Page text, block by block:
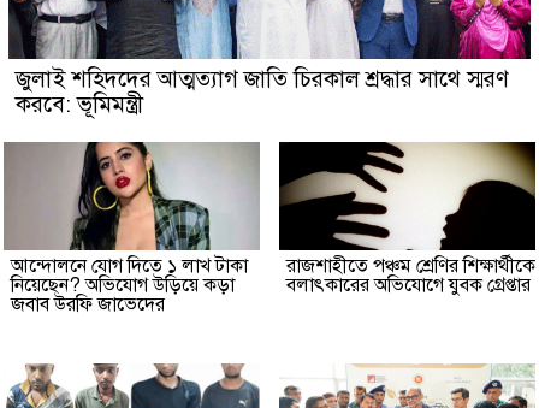
জুলাই শহিদদের আত্মত্যাগ জাতি চিরকাল শ্রদ্ধার সাথে স্মরণ
করবে: ভূমিমন্ত্রী
আন্দোলনে যোগ দিতে ১ লাখ টাকা
নিয়েছেন? অভিযোগ উড়িয়ে কড়া
জবাব উরফি জাভেদের
রাজশাহীতে পঞ্চম শ্রেণির শিক্ষার্থীকে
বলাৎকারের অভিযোগে যুবক গ্রেপ্তার